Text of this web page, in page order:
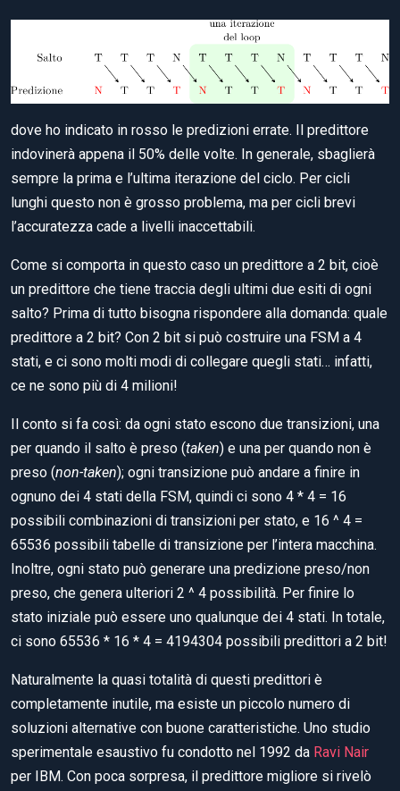
dove ho indicato in rosso le predizioni errate. Il predittore
indovinerà appena il 50% delle volte. In generale, sbaglierà
sempre la prima e l’ultima iterazione del ciclo. Per cicli
lunghi questo non è grosso problema, ma per cicli brevi
l’accuratezza cade a livelli inaccettabili.
Come si comporta in questo caso un predittore a 2 bit, cioè
un predittore che tiene traccia degli ultimi due esiti di ogni
salto? Prima di tutto bisogna rispondere alla domanda: quale
predittore a 2 bit? Con 2 bit si può costruire una FSM a 4
stati, e ci sono molti modi di collegare quegli stati… infatti,
ce ne sono più di 4 milioni!
Il conto si fa così: da ogni stato escono due transizioni, una
per quando il salto è preso (taken) e una per quando non è
preso (non-taken); ogni transizione può andare a finire in
ognuno dei 4 stati della FSM, quindi ci sono 4 * 4 = 16
possibili combinazioni di transizioni per stato, e 16 ^ 4 =
65536 possibili tabelle di transizione per l’intera macchina.
Inoltre, ogni stato può generare una predizione preso/non
preso, che genera ulteriori 2 ^ 4 possibilità. Per finire lo
stato iniziale può essere uno qualunque dei 4 stati. In totale,
ci sono 65536 * 16 * 4 = 4194304 possibili predittori a 2 bit!
Naturalmente la quasi totalità di questi predittori è
completamente inutile, ma esiste un piccolo numero di
soluzioni alternative con buone caratteristiche. Uno studio
sperimentale esaustivo fu condotto nel 1992 da Ravi Nair
per IBM. Con poca sorpresa, il predittore migliore si rivelò